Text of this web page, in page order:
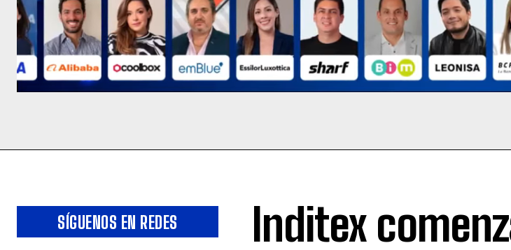
SÍGUENOS EN REDES
Inditex